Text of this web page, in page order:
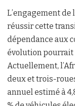
L’engagement
réussir cette
dépendance aux
évolution pourrait
Actuellement,
deux et trois-
annuel estimé à